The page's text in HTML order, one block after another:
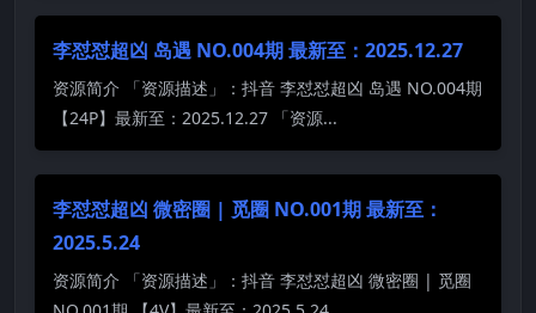
李怼怼超凶 岛遇 NO.004期 最新至：2025.12.27
资源简介 「资源描述」：抖音 李怼怼超凶 岛遇 NO.004期
【24P】最新至：2025.12.27 「资源...
李怼怼超凶 微密圈 | 觅圈 NO.001期 最新至：
2025.5.24
资源简介 「资源描述」：抖音 李怼怼超凶 微密圈 | 觅圈